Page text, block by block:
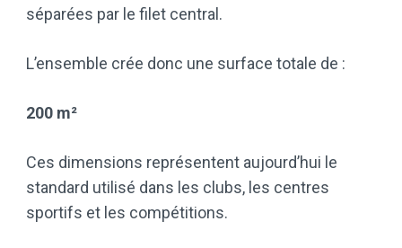
séparées par le filet central.
L’ensemble crée donc une surface totale de :
200 m²
Ces dimensions représentent aujourd’hui le
standard utilisé dans les clubs, les centres
sportifs et les compétitions.